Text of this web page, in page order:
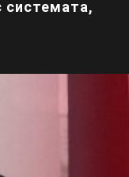
системата,